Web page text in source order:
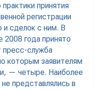
принятия
регистрации
и сделок с ним. В
2008 года принято
служба
которым заявителям
— четыре. Наиболее
представлялись в